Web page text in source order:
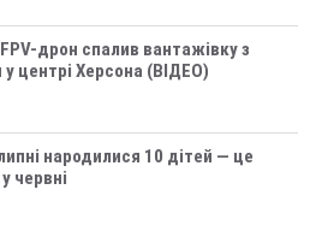
дрон спалив вантажівку з
центрі Херсона (ВІДЕО)
народилися 10 дітей — це
червні